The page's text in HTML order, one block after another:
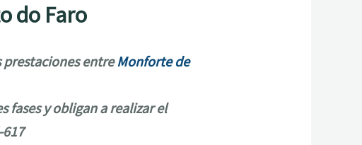
do Faro
prestaciones entreMonforte de
fases y obligan a realizar el